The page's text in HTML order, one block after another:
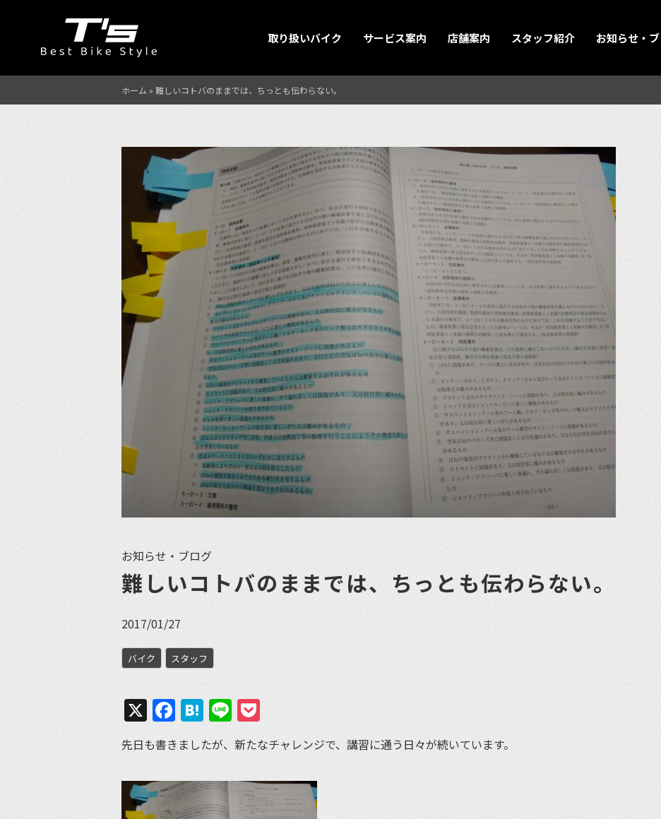
取り扱いバイク サービス案内 店舗案内 スタッフ紹介 お知らせ・
ホーム » 難しいコトバのままでは、ちっとも伝わらない。
お知らせ・ブログ
難しいコトバのままでは、ちっとも伝わらない。
2017/01/27
バイク スタッフ
X Facebook
Hatena
Line
先日も書きましたが、新たなチャレンジで、講習に通う日々が続いています。